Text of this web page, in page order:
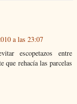
a las 23:07
escopetazos entre
que rehacía las parcelas